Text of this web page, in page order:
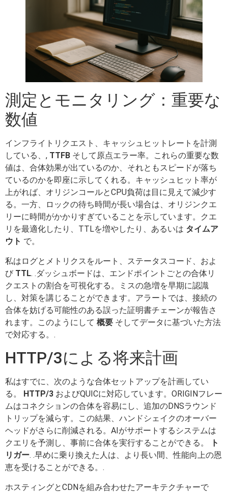
測定とモニタリング：重要な
数値
インフライトリクエスト、キャッシュヒットレートを計測
している、, TTFB そして原点エラー率。これらの重要な数
値は、合体効果が出ているのか、それともスピードが落ち
ているのかを即座に示してくれる。キャッシュヒット率が
上がれば、オリジンコールとCPU負荷は目に見えて減少す
る。一方、ロックの待ち時間が長い場合は、オリジンクエ
リーに時間がかかりすぎていることを示しています。クエ
リを最適化したり、TTLを増やしたり、あるいは タイムア
ウト で。
私はログとメトリクスをルート、ステータスコード、およ
び TTL. .ダッシュボードは、エンドポイントごとの合体リ
クエストの割合を可視化する。ミスの急増を早期に認識
し、対策を講じることができます。アラートでは、接続の
合体を妨げる可能性のある誤った証明書チェーンが報告さ
れます。このようにして 概要 そしてデータに基づいた方法
で対応する。.
HTTP/3による将来計画
私はすでに、次のような合体セットアップを計画してい
る。 HTTP/3 およびQUICに対応しています。ORIGINフレー
ムはコネクションの合体を容易にし、追加のDNSラウンド
トリップを減らす。この結果、ハンドシェイクのオーバー
ヘッドがさらに削減される。AIがサポートするシステムは
クエリを予測し、事前に合体を実行することができる。
ト
リガー. .早めに乗り換えた人は、より長い間、性能向上の恩
恵を受けることができる。.
ホスティングとCDNを組み合わせたアーキテクチャーで